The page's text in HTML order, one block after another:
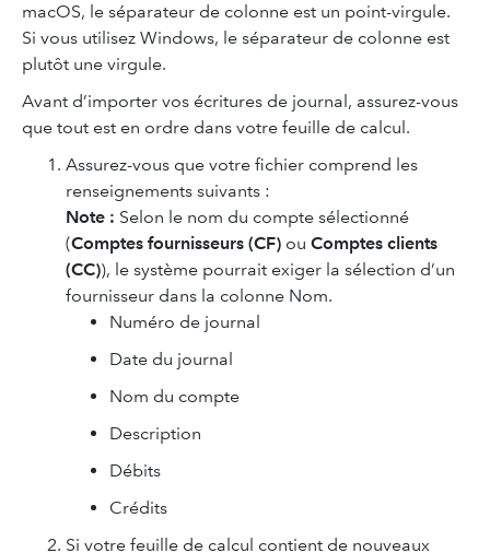
macOS, le séparateur de colonne est un point-virgule.
Si vous utilisez Windows, le séparateur de colonne est
plutôt une virgule.
Avant d’importer vos écritures de journal, assurez-vous
que tout est en ordre dans votre feuille de calcul.
Assurez-vous que votre fichier comprend les
renseignements suivants :
Note : Selon le nom du compte sélectionné
(Comptes fournisseurs (CF) ou Comptes clients
(CC)), le système pourrait exiger la sélection d’un
fournisseur dans la colonne Nom.
Numéro de journal
Date du journal
Nom du compte
Description
Débits
Crédits
Si votre feuille de calcul contient de nouveaux